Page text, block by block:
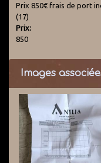
Prix 850€ frais de port
(17)
Prix:
850
Images